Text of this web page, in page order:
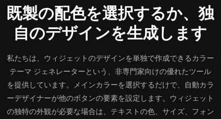
既製の配色を選択するか、独
自のデザインを生成します
私たちは、ウィジェットのデザインを単独で作成できるカラー
テーマ ジェネレーターという、非専門家向けの優れたツール
を提供しています。メインカラーを選択するだけで、自動カラ
ーデザイナーが他のボタンの要素を設定します。ウィジェット
の独特の外観が必要な場合は、テキストの色、サイズ、フォン